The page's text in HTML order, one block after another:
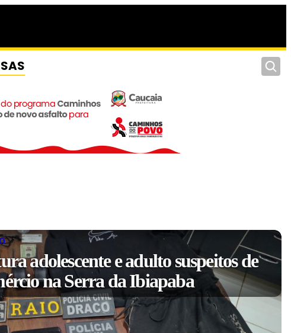
adolescente e adulto suspeitos de
na Serra da Ibiapaba